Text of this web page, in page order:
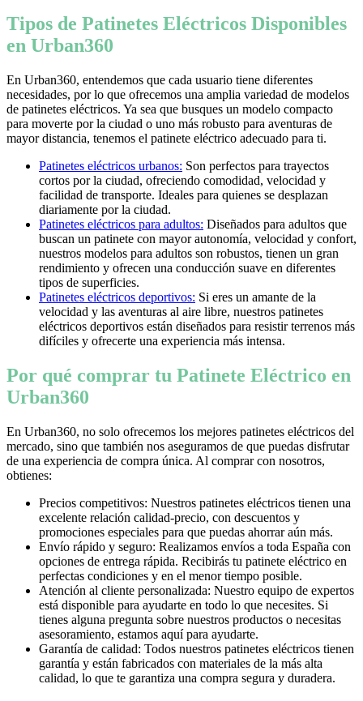
Tipos de Patinetes Eléctricos Disponibles
en Urban360
En Urban360, entendemos que cada usuario tiene diferentes
necesidades, por lo que ofrecemos una amplia variedad de modelos
de patinetes eléctricos. Ya sea que busques un modelo compacto
para moverte por la ciudad o uno más robusto para aventuras de
mayor distancia, tenemos el patinete eléctrico adecuado para ti.
Patinetes eléctricos urbanos: Son perfectos para trayectos
cortos por la ciudad, ofreciendo comodidad, velocidad y
facilidad de transporte. Ideales para quienes se desplazan
diariamente por la ciudad.
Patinetes eléctricos para adultos: Diseñados para adultos que
buscan un patinete con mayor autonomía, velocidad y confort,
nuestros modelos para adultos son robustos, tienen un gran
rendimiento y ofrecen una conducción suave en diferentes
tipos de superficies.
Patinetes eléctricos deportivos: Si eres un amante de la
velocidad y las aventuras al aire libre, nuestros patinetes
eléctricos deportivos están diseñados para resistir terrenos más
difíciles y ofrecerte una experiencia más intensa.
Por qué comprar tu Patinete Eléctrico en
Urban360
En Urban360, no solo ofrecemos los mejores patinetes eléctricos del
mercado, sino que también nos aseguramos de que puedas disfrutar
de una experiencia de compra única. Al comprar con nosotros,
obtienes:
Precios competitivos: Nuestros patinetes eléctricos tienen una
excelente relación calidad-precio, con descuentos y
promociones especiales para que puedas ahorrar aún más.
Envío rápido y seguro: Realizamos envíos a toda España con
opciones de entrega rápida. Recibirás tu patinete eléctrico en
perfectas condiciones y en el menor tiempo posible.
Atención al cliente personalizada: Nuestro equipo de expertos
está disponible para ayudarte en todo lo que necesites. Si
tienes alguna pregunta sobre nuestros productos o necesitas
asesoramiento, estamos aquí para ayudarte.
Garantía de calidad: Todos nuestros patinetes eléctricos tienen
garantía y están fabricados con materiales de la más alta
calidad, lo que te garantiza una compra segura y duradera.